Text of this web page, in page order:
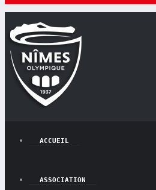
ACCUEIL
ASSOCIATION